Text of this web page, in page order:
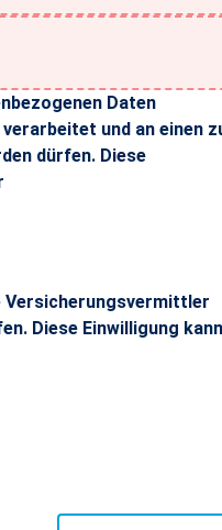
Daten
und an einen
dürfen. Diese
Versicherungsvermittler
Diese Einwilligung kann